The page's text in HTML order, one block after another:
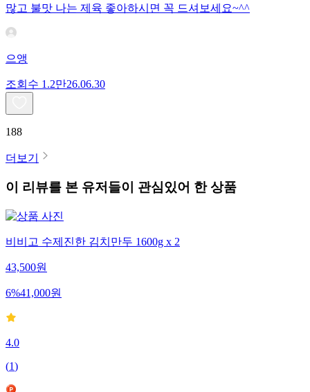
많고 불맛 나는 제육 좋아하시면 꼭 드셔보세요~^^
으앵
조회수 1.2만26.06.30
188
더보기
이 리뷰를 본 유저들이 관심있어 한 상품
비비고 수제진한 김치만두 1600g x 2
43,500원
6%41,000원
4.0
(1)